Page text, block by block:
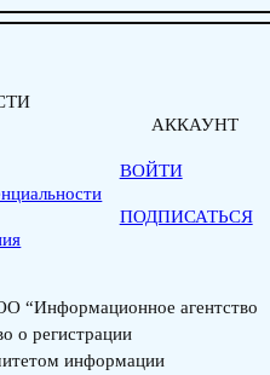
АККАУНТ
ВОЙТИ
ПОДПИСАТЬСЯ
“Информационное агентство
о регистрации
информации